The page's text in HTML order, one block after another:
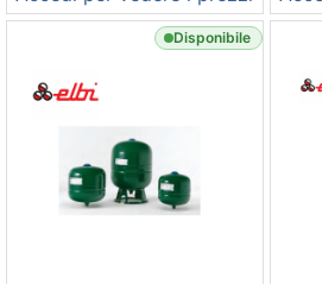
Disponibile